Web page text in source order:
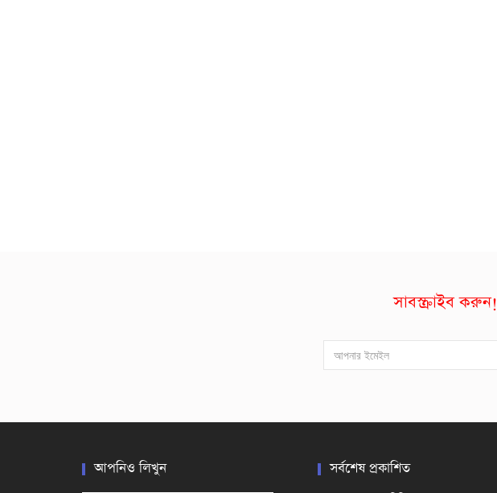
সাবস্ক্রাইব করুন!
আপনিও লিখুন সর্বশেষ প্রকাশিত